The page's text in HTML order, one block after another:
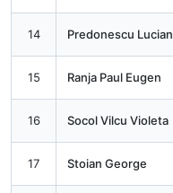
14 Predonescu Lucian
15 Ranja Paul Eugen
16 Socol Vilcu Violeta
17 Stoian George